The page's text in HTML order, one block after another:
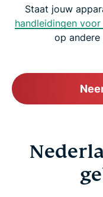
Staat jouw
handleidingen
op